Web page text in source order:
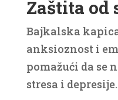
Zaštita od
Bajkalska
anksioznost i
pomažući da se
stresa i depresije.